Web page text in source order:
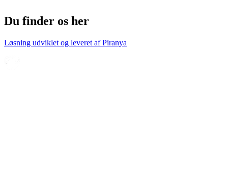
Du finder os her
Løsning udviklet og leveret afPiranya